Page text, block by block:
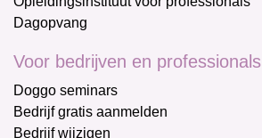
Dagopvang
Voor bedrijven en professionals
Doggo seminars
Bedrijf gratis aanmelden
Bedrijf wijzigen